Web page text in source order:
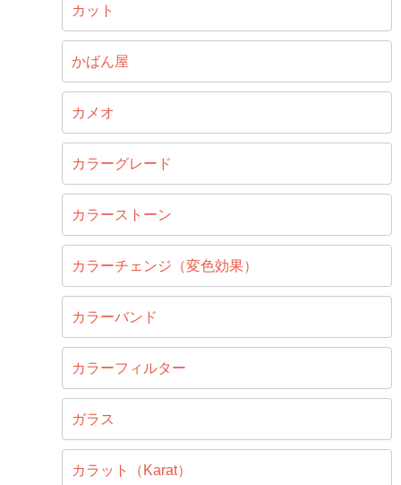
カット
かばん屋
カメオ
カラーグレード
カラーストーン
カラーチェンジ（変色効果）
カラーバンド
カラーフィルター
ガラス
カラット（Karat）